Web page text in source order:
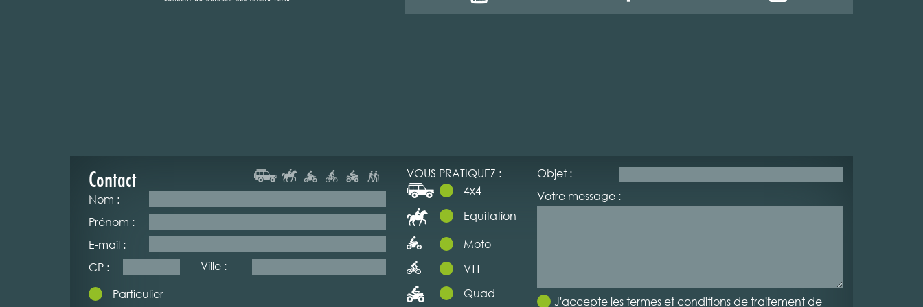
Contact
Nom :
Prénom :
E-mail :
CP :
Ville :
Particulier
VOUS PRATIQUEZ :
4x4
Equitation
Moto
VTT
Quad
Objet :
Votre message :
J'accepte les termes et conditions de traitement de